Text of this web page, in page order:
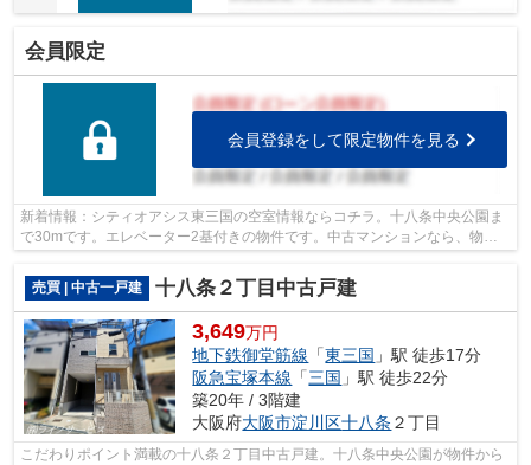
会員限定
会員登録をして限定物件を見る
新着情報：シティオアシス東三国の空室情報ならコチラ。十八条中央公園ま
で30mです。エレベーター2基付きの物件です。中古マンションなら、物件
売買 | 中古一戸建
十八条２丁目中古戸建
3,649万円
地下鉄御堂筋線 「東三国 」駅 徒歩17分
阪急宝塚本線 「三国 」駅 徒歩22分
築20年 / 3階建
大阪府大阪市淀川区十八条 ２丁目
こだわりポイント満載の十八条２丁目中古戸建。十八条中央公園が物件から